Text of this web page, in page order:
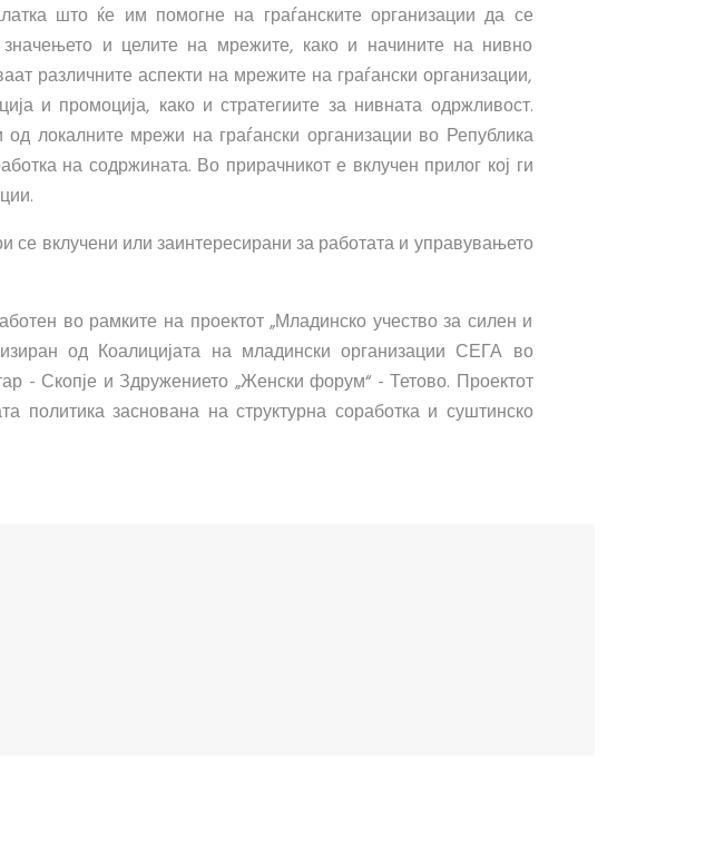
што ќе им помогне на граѓанските организации да се
и целите на мрежите, како и начините на нивно
различните аспекти на мрежите на граѓански организации,
и промоција, како и стратегиите за нивната одржливост.
локалните мрежи на граѓански организации во Република
на содржината. Во прирачникот е вклучен прилог кој ги
се вклучени или заинтересирани за работата и управувањето
во рамките на проектот „Младинско учество за силен и
од Коалицијата на младински организации СЕГА во
- Скопје и Здружението „Женски форум“ - Тетово. Проектот
политика заснована на структурна соработка и суштинско